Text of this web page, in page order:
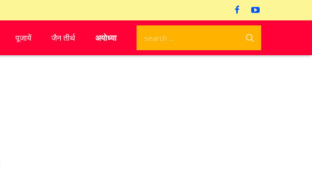
पूजायें जैन तीर्थ अयोध्या